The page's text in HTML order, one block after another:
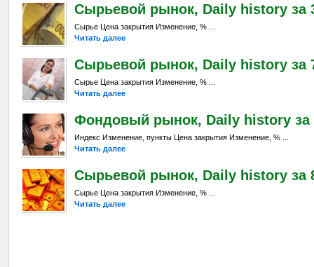
Сырьевой рынок, Daily history за
Сырье Цена закрытия Изменение, % ...
Читать далее
Сырьевой рынок, Daily history за
Сырье Цена закрытия Изменение, % ...
Читать далее
Фондовый рынок, Daily history за
Индекс Изменение, пункты Цена закрытия Изменение, % ...
Читать далее
Сырьевой рынок, Daily history за
Сырье Цена закрытия Изменение, % ...
Читать далее